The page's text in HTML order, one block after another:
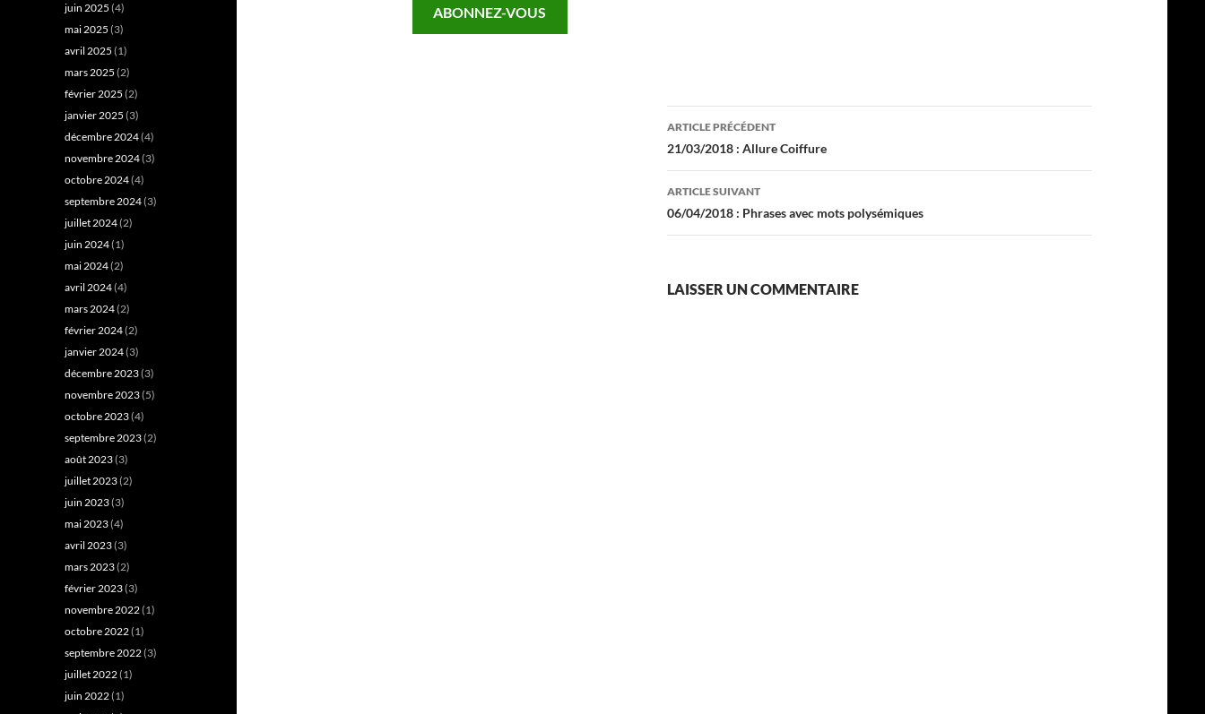
mail…ABONNEZ-VOUS
Navigation
des
articles
ARTICLE PRÉCÉDENT
21/03/2018 : Allure Coiffure
ARTICLE SUIVANT
06/04/2018 : Phrases avec mots polysémiques
LAISSER UN COMMENTAIRE
juin 2025 (4)
mai 2025 (3)
avril 2025 (1)
mars 2025 (2)
février 2025 (2)
janvier 2025 (3)
décembre 2024(4)
novembre 2024(3)
octobre 2024(4)
septembre 2024(3)
juillet 2024(2)
juin 2024(1)
mai 2024(2)
avril 2024(4)
mars 2024(2)
février 2024(2)
janvier 2024(3)
décembre 2023(3)
novembre 2023(5)
octobre 2023(4)
septembre 2023(2)
août 2023(3)
juillet 2023(2)
juin 2023(3)
mai 2023(4)
avril 2023(3)
mars 2023(2)
février 2023(3)
novembre 2022(1)
octobre 2022(1)
septembre 2022(3)
juillet 2022(1)
juin 2022(1)